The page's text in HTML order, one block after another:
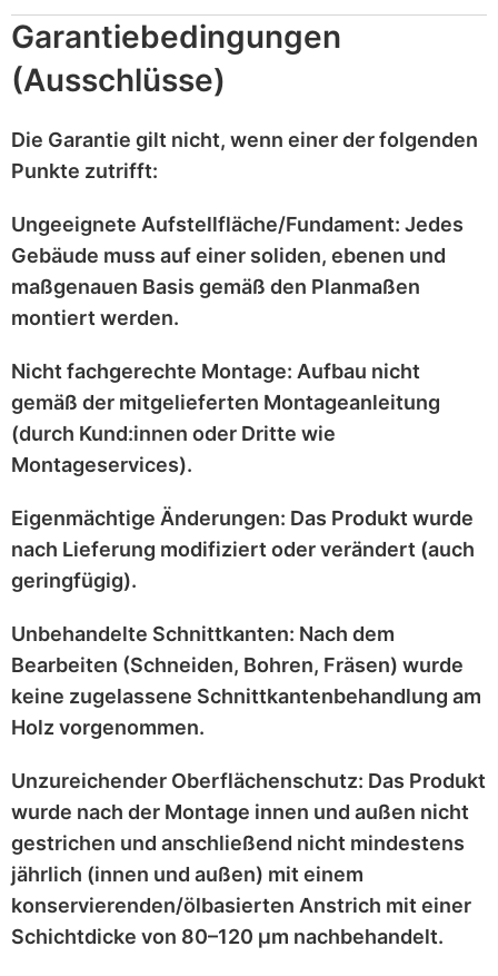
Garantiebedingungen
(Ausschlüsse)
Die Garantie gilt nicht, wenn einer der folgenden
Punkte zutrifft:
Ungeeignete Aufstellfläche/Fundament: Jedes
Gebäude muss auf einer soliden, ebenen und
maßgenauen Basis gemäß den Planmaßen
montiert werden.
Nicht fachgerechte Montage: Aufbau nicht
gemäß der mitgelieferten Montageanleitung
(durch Kund:innen oder Dritte wie
Montageservices).
Eigenmächtige Änderungen: Das Produkt wurde
nach Lieferung modifiziert oderverändert (auch
geringfügig).
Unbehandelte Schnittkanten: Nach dem
Bearbeiten (Schneiden, Bohren, Fräsen) wurde
keine zugelassene Schnittkantenbehandlung am
Holz vorgenommen.
Unzureichender Oberflächenschutz: Das Produkt
wurde nach der Montage innen und außen nicht
gestrichen und anschließend nicht mindestens
jährlich (innen und außen) mit einem
konservierenden/ölbasierten Anstrich mit einer
Schichtdicke von 80–120 μm nachbehandelt.